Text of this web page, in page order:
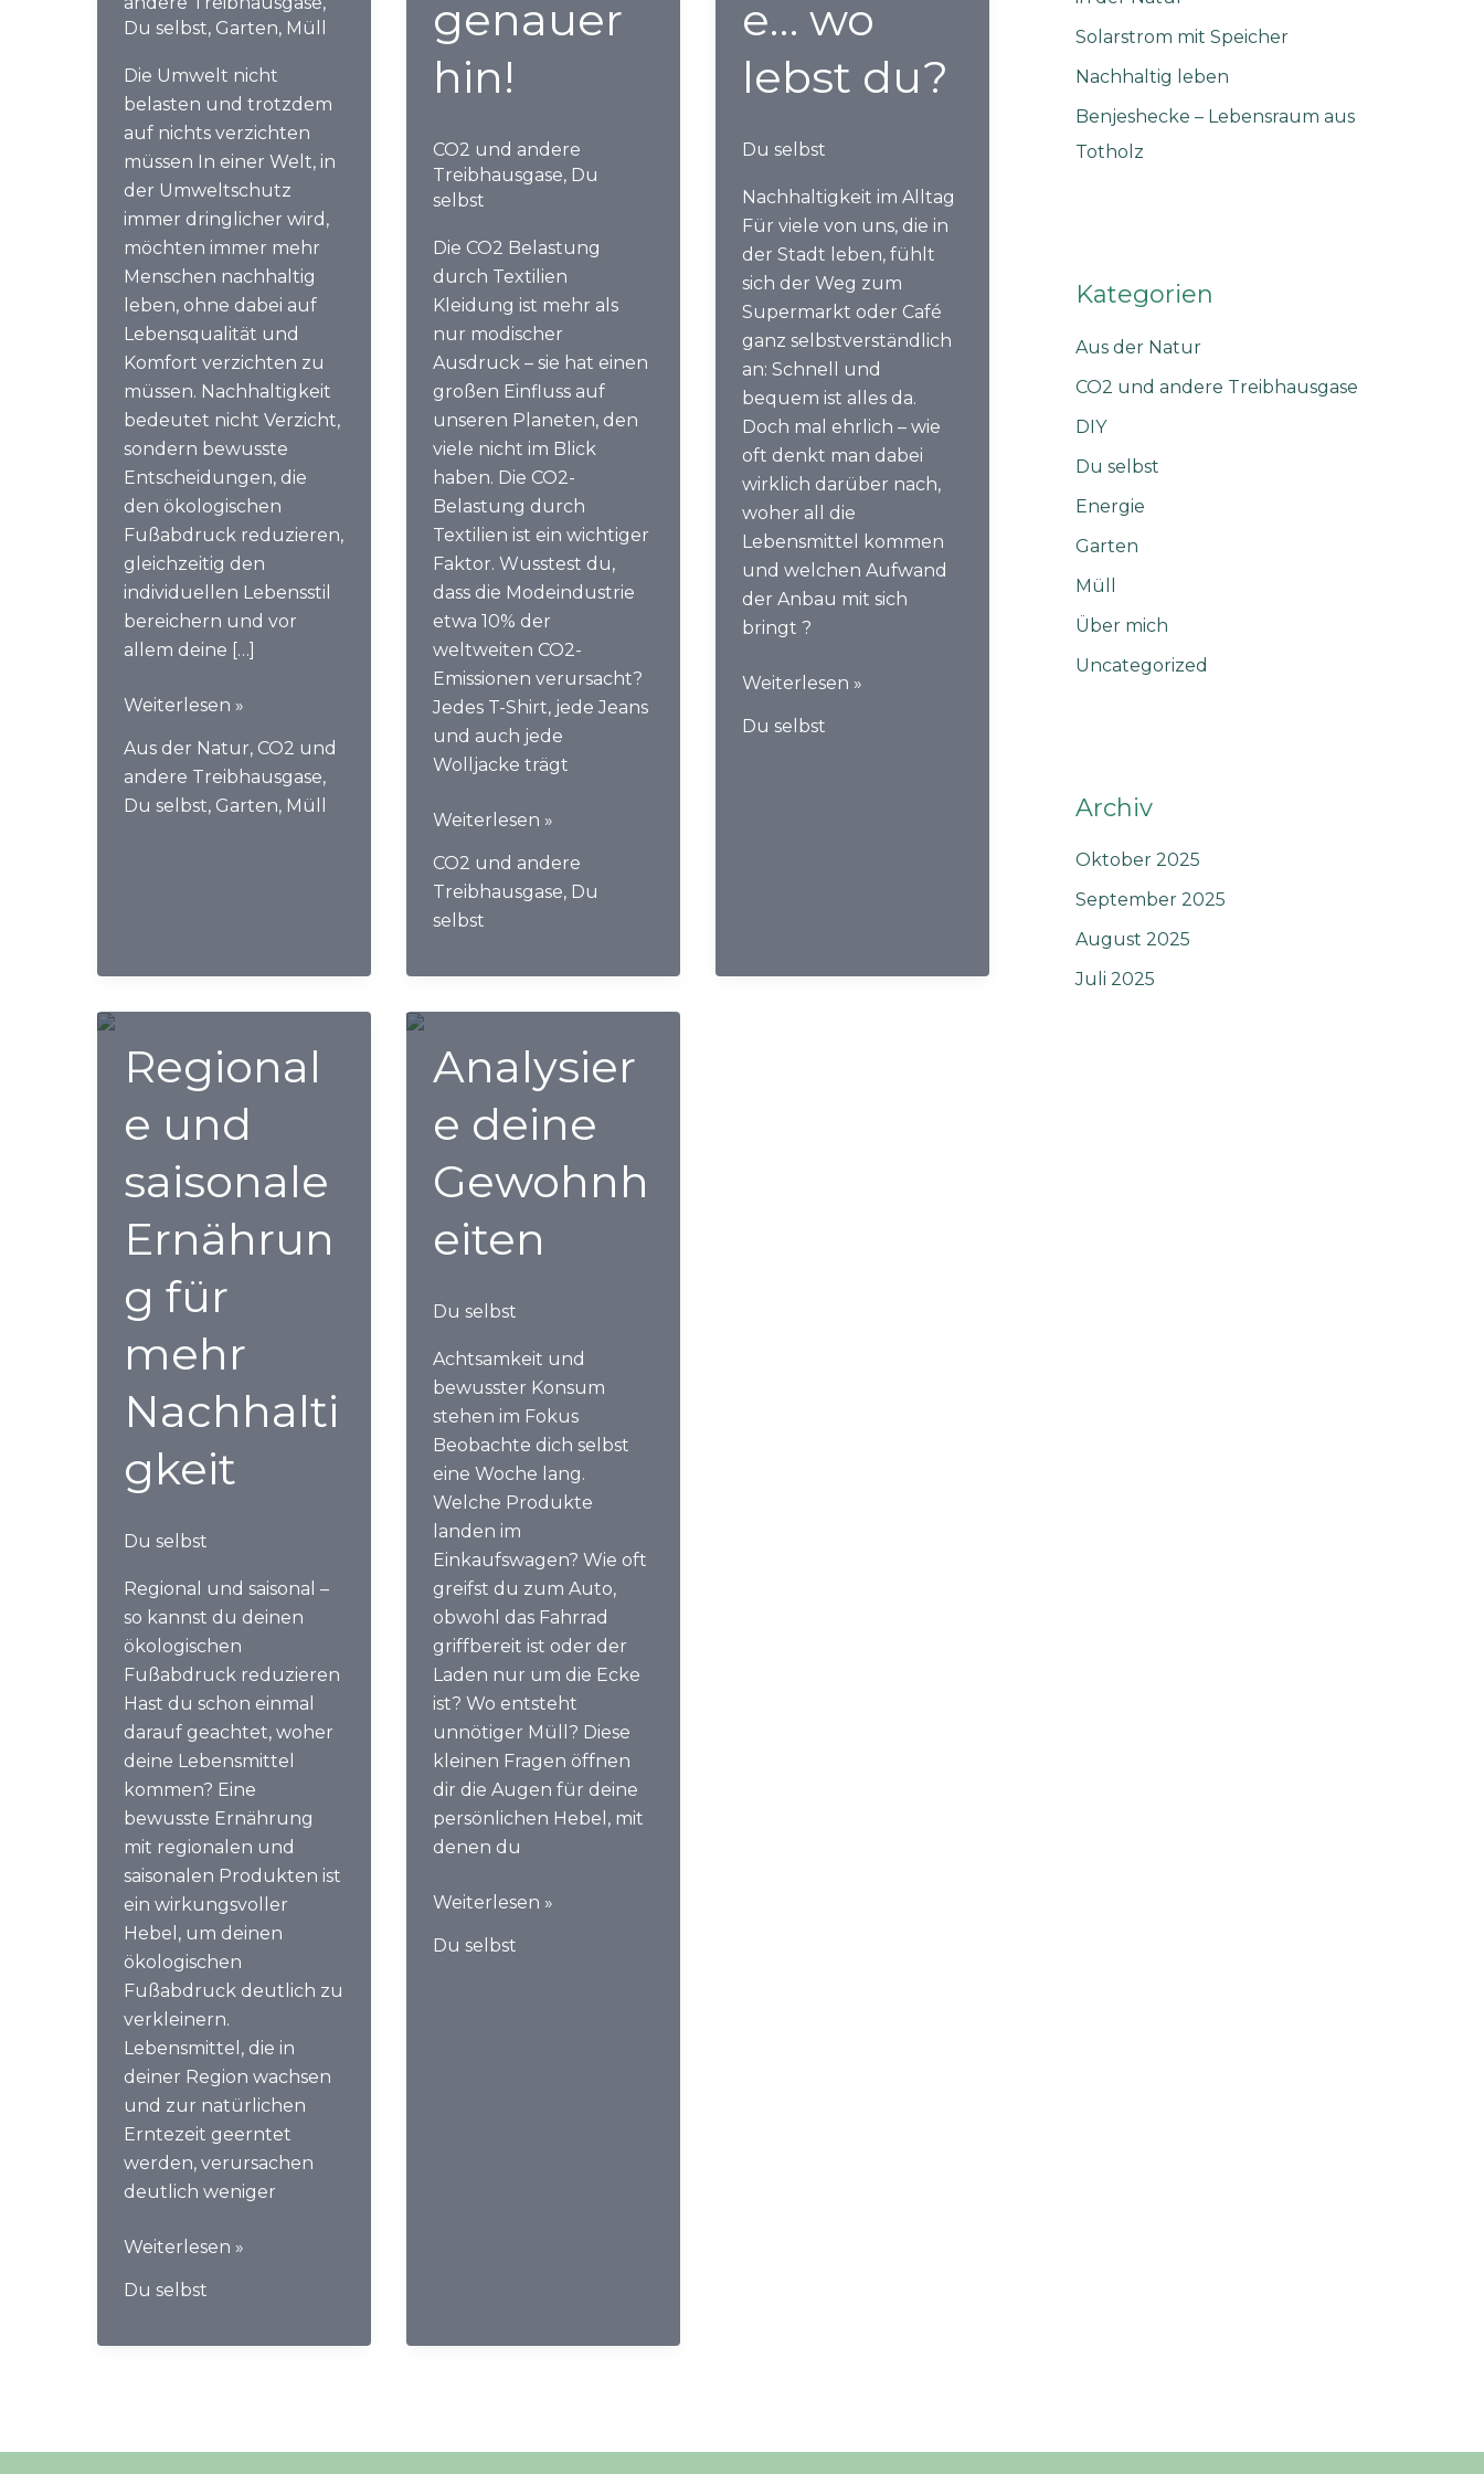
Du selbst, Garten, Müll
Die Umwelt nicht
belasten und trotzdem
auf nichts verzichten
müssen In einer Welt, in
der Umweltschutz
immer dringlicher wird,
möchten immer mehr
Menschen nachhaltig
leben, ohne dabei auf
Lebensqualität und
Komfort verzichten zu
müssen. Nachhaltigkeit
bedeutet nicht Verzicht,
sondern bewusste
Entscheidungen, die
den ökologischen
Fußabdruck reduzieren,
gleichzeitig den
individuellen Lebensstil
bereichern und vor
allem deine […]
Nachhaltig
Weiterlesen »
Aus der Natur, CO2 und
andere Treibhausgase,
Du selbst, Garten, Müll
genauer
hin!
CO2 und andere
Treibhausgase, Du
selbst
Die CO2 Belastung
durch Textilien
Kleidung ist mehr als
nur modischer
Ausdruck – sie hat einen
großen Einfluss auf
unseren Planeten, den
viele nicht im Blick
haben. Die CO2-
Belastung durch
Textilien ist ein wichtiger
Faktor. Wusstest du,
dass die Modeindustrie
etwa 10% der
weltweiten CO2-
Emissionen verursacht?
Jedes T-Shirt, jede Jeans
und auch jede
Wolljacke trägt
Jeans,
hin!
Weiterlesen »
CO2 und andere
Treibhausgase, Du
selbst
e… wo
lebst du?
Du selbst
Nachhaltigkeit im Alltag
Für viele von uns, die in
der Stadt leben, fühlt
sich der Weg zum
Supermarkt oder Café
ganz selbstverständlich
an: Schnell und
bequem ist alles da.
Doch mal ehrlich – wie
oft denkt man dabei
wirklich darüber nach,
woher all die
Lebensmittel kommen
und welchen Aufwand
der Anbau mit sich
bringt ?
Stadt
Weiterlesen »
Du selbst
Regional
e und
saisonale
Ernährun
g für
mehr
Nachhalti
gkeit
Du selbst
Regional und saisonal –
so kannst du deinen
ökologischen
Fußabdruck reduzieren
Hast du schon einmal
darauf geachtet, woher
deine Lebensmittel
kommen? Eine
bewusste Ernährung
mit regionalen und
saisonalen Produkten ist
ein wirkungsvoller
Hebel, um deinen
ökologischen
Fußabdruck deutlich zu
verkleinern.
Lebensmittel, die in
deiner Region wachsen
und zur natürlichen
Erntezeit geerntet
werden, verursachen
deutlich weniger
Regionale
saisonale
Weiterlesen »
Du selbst
Analysier
e deine
Gewohnh
eiten
Du selbst
Achtsamkeit und
bewusster Konsum
stehen im Fokus
Beobachte dich selbst
eine Woche lang.
Welche Produkte
landen im
Einkaufswagen? Wie oft
greifst du zum Auto,
obwohl das Fahrrad
griffbereit ist oder der
Laden nur um die Ecke
ist? Wo entsteht
unnötiger Müll? Diese
kleinen Fragen öffnen
dir die Augen für deine
persönlichen Hebel, mit
denen du
Analysiere
Gewohnheiten
Weiterlesen »
Du selbst
Solarstrom mit Speicher
Nachhaltig leben
Benjeshecke – Lebensraum aus
Totholz
Kategorien
Aus der Natur
CO2 und andere Treibhausgase
DIY
Du selbst
Energie
Garten
Müll
Über mich
Uncategorized
Archiv
Oktober 2025
September 2025
August 2025
Juli 2025